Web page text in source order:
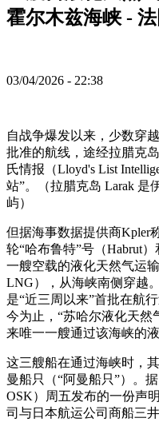
霍尔木兹海峡 -
03/04/2026 - 22:38
自战争爆发以来，少数穿
批准的航线，途经拉腊克
氏情报（Lloyd's List
站”。（拉腊克岛 Larak 是
屿）
但据海事数据提供商Kpler
轮“哈布鲁特”号（Habrut
一艘空载的液化天然气运
LNG），从海峡南侧穿越
是“近三周以来”首批在航
今为止，“苏哈尔液化天然
来唯一一艘通过该海峡的
这三艘船在通过海峡时，
曼船只（“阿曼船只”）。
OSK）周五发布的一份声
司与日本航运公司商船三